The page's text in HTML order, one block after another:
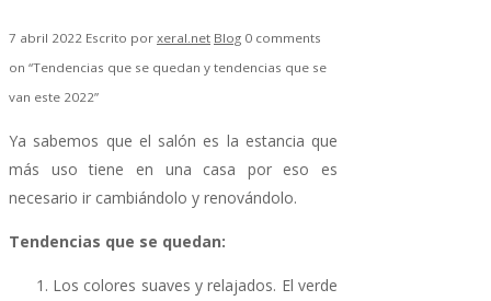
7 abril 2022 Escrito por xeral.net Blog 0 comments
on “Tendencias que se quedan y tendencias que se
van este 2022”
Ya sabemos que el salón es la estancia que
más uso tiene en una casa por eso es
necesario ir cambiándolo y renovándolo.
Tendencias que se quedan:
Los colores suaves y relajados. El verde